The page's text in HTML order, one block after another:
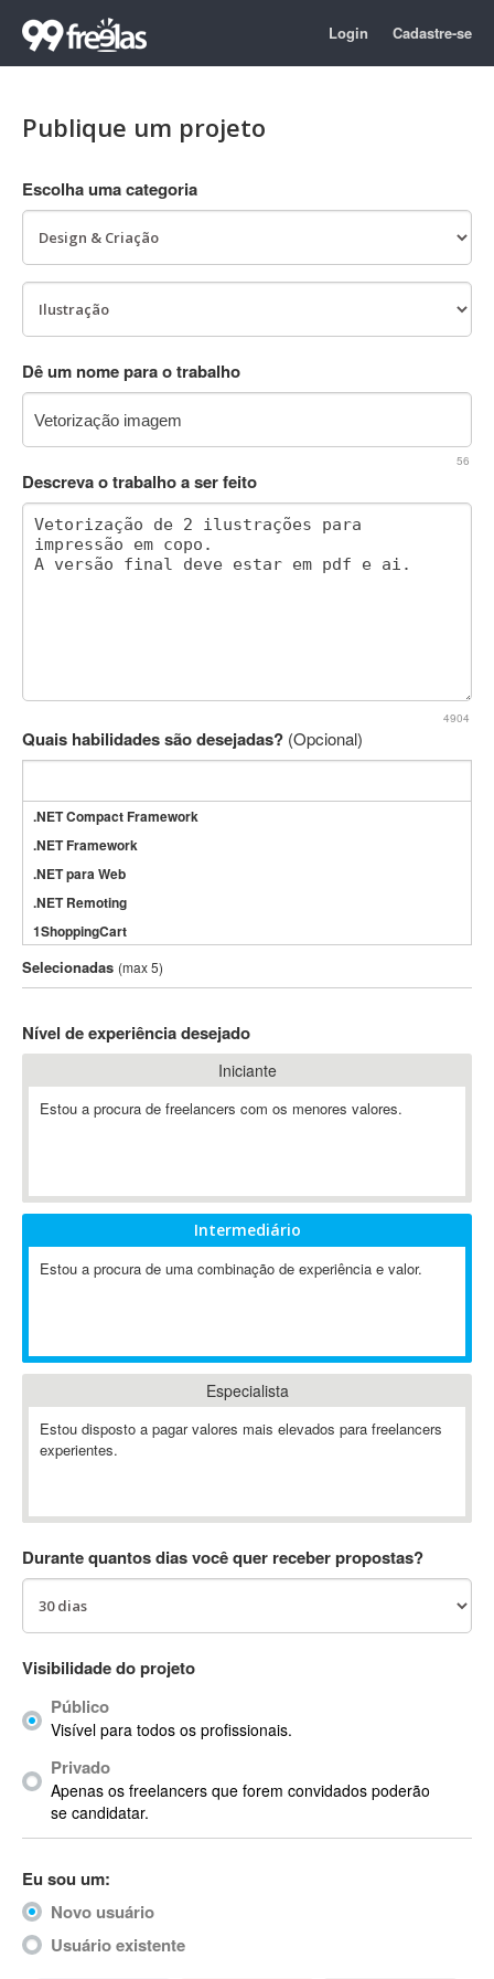
Login Cadastre-se
Publique um projeto
Escolha uma categoria
Dê um nome para o trabalho
56
Descreva o trabalho a ser feito
4904
Quais habilidades são desejadas? (Opcional)
.NET Compact Framework
.NET Framework
.NET para Web
.NET Remoting
1ShoppingCart
3DS Max
3GSM
802.11
A-GPS
ABAP
Abaqus
ABBYY FineReader
Ableton
Ableton Push
Abstract
AC3
ACID Pro
ACPI
Acrobat
Acrobat X
Acronis
ACT
Actimize
ActionScript
ActionScript 3
Selecionadas (max 5)
Nível de experiência desejado
Iniciante
Estou a procura de freelancers com os menores valores.
Intermediário
Estou a procura de uma combinação de experiência e valor.
Especialista
Estou disposto a pagar valores mais elevados para freelancers
experientes.
Durante quantos dias você quer receber propostas?
Visibilidade do projeto
Público
Visível para todos os profissionais.
Privado
Apenas os freelancers que forem convidados poderão
se candidatar.
Eu sou um:
Novo usuário
Usuário existente